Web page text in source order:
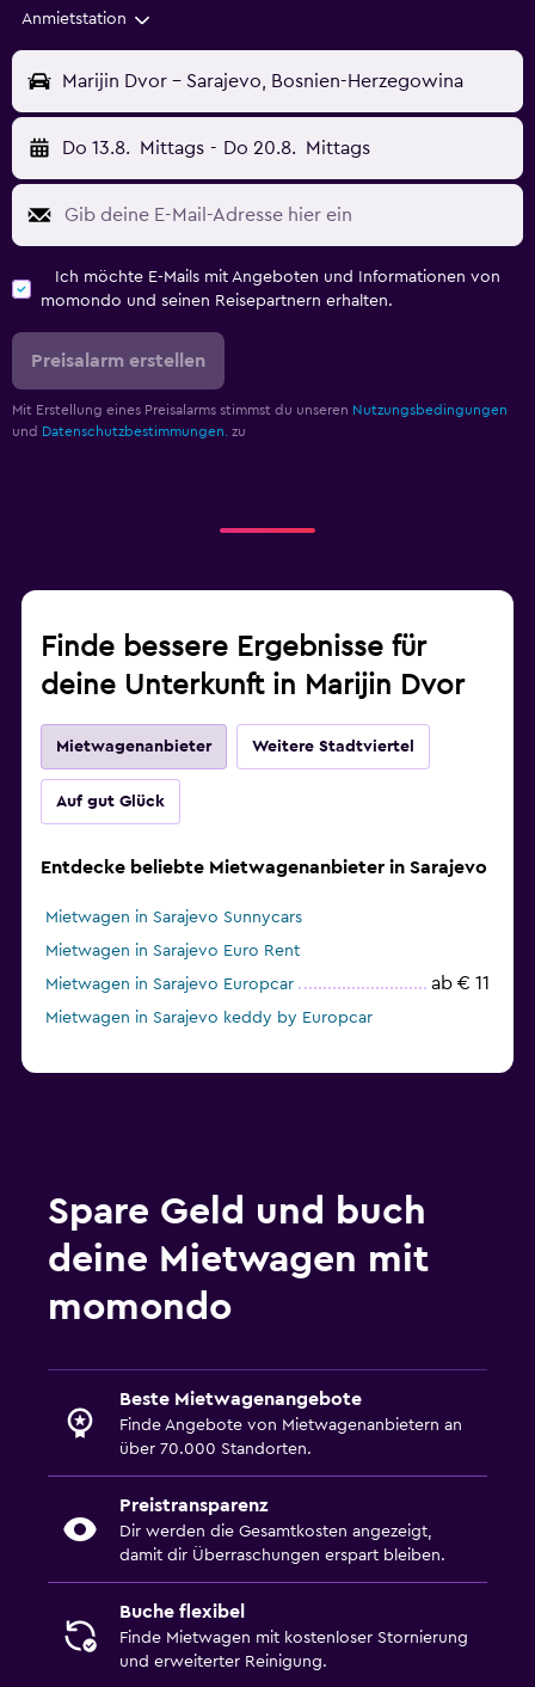
Anmietstation
Marijin Dvor - Sarajevo, Bosnien-Herzegowina
Do 13.8. Mittags - Do 20.8. Mittags
Ich möchte E-Mails mit Angeboten und Informationen von
momondo und seinen Reisepartnern erhalten.
Preisalarm erstellen
Mit Erstellung eines Preisalarms stimmst du unseren Nutzungsbedingungen
und Datenschutzbestimmungen. zu
Finde bessere Ergebnisse für
deine Unterkunft in Marijin Dvor
Mietwagenanbieter Weitere Stadtviertel
Auf gut Glück
Entdecke beliebte Mietwagenanbieter in Sarajevo
Mietwagen in Sarajevo Sunnycars
Mietwagen in Sarajevo Euro Rent
Mietwagen in Sarajevo Europcar
ab € 11
Mietwagen in Sarajevo keddy by Europcar
Spare Geld und buch
deine Mietwagen mit
momondo
Beste Mietwagenangebote
Finde Angebote von Mietwagenanbietern an
über 70.000 Standorten.
Preistransparenz
Dir werden die Gesamtkosten angezeigt,
damit dir Überraschungen erspart bleiben.
Buche flexibel
Finde Mietwagen mit kostenloser Stornierung
und erweiterter Reinigung.